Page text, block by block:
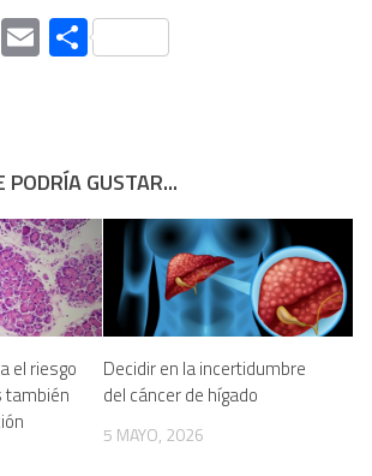
WhatsApp
EmailCompartir
GUSTAR...
el riesgo
también
Decidir en la incertidumbre
del cáncer de hígado
5 MAYO, 2026